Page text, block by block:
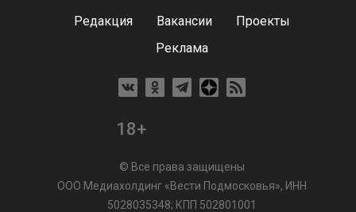
Редакция Вакансии
Проекты
Реклама
18+
© Все права защищены
ООО Медиахолдинг «Вести Подмосковья», ИНН
5028035348; КПП 502801001